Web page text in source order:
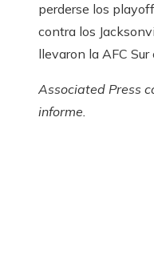
perderse los
contra los
llevaron la AFC
Associated Press
informe.